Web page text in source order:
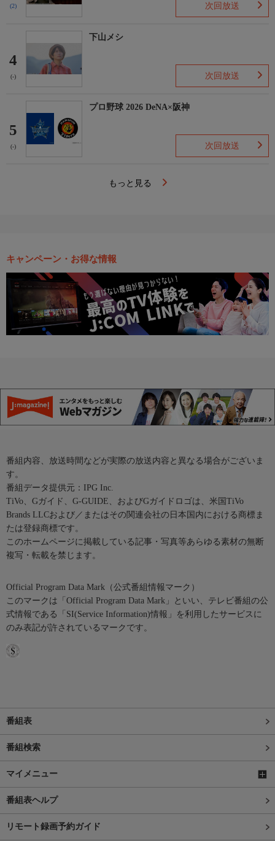
(2) 次回放送
4
(-)
下山メシ
次回放送
5
(-)
プロ野球 2026 DeNA×阪神
次回放送
もっと見る
キャンペーン・お得な情報
番組内容、放送時間などが実際の放送内容と異なる場合がございま
す。
番組データ提供元：IPG Inc.
TiVo、Gガイド、G-GUIDE、およびGガイドロゴは、米国TiVo
Brands LLCおよび／またはその関連会社の日本国内における商標ま
たは登録商標です。
このホームページに掲載している記事・写真等あらゆる素材の無断
複写・転載を禁じます。
Official Program Data Mark（公式番組情報マーク）
このマークは「Official Program Data Mark」といい、テレビ番組の公
式情報である「SI(Service Information)情報」を利用したサービスに
のみ表記が許されているマークです。
番組表
番組検索
マイメニュー
番組表ヘルプ
リモート録画予約ガイド